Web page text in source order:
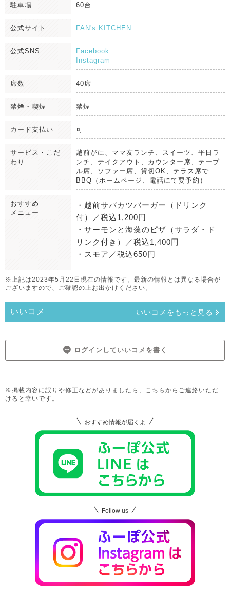
駐車場 60台
公式サイト FAN's KITCHEN
公式SNS
Facebook
Instagram
席数 40席
禁煙・喫煙 禁煙
カード支払い 可
サービス・こだ
わり
越前がに、ママ友ランチ、スイーツ、平日ラ
ンチ、テイクアウト、カウンター席、テーブ
ル席、ソファー席、貸切OK、テラス席で
BBQ（ホームページ、電話にて要予約）
おすすめ
メニュー
・越前サバカツバーガー（ドリンク
付）／税込1,200円
・サーモンと海藻のピザ（サラダ・ド
リンク付き）／税込1,400円
・スモア／税込650円
※上記は2023年5月22日現在の情報です。最新の情報とは異なる場合が
ございますので、ご確認の上お出かけください。
いいコメ いいコメをもっと見る
ログインしていいコメを書く
※掲載内容に誤りや修正などがありましたら、 こちら からご連絡いただ
けると幸いです。
おすすめ情報が届くよ
Follow us